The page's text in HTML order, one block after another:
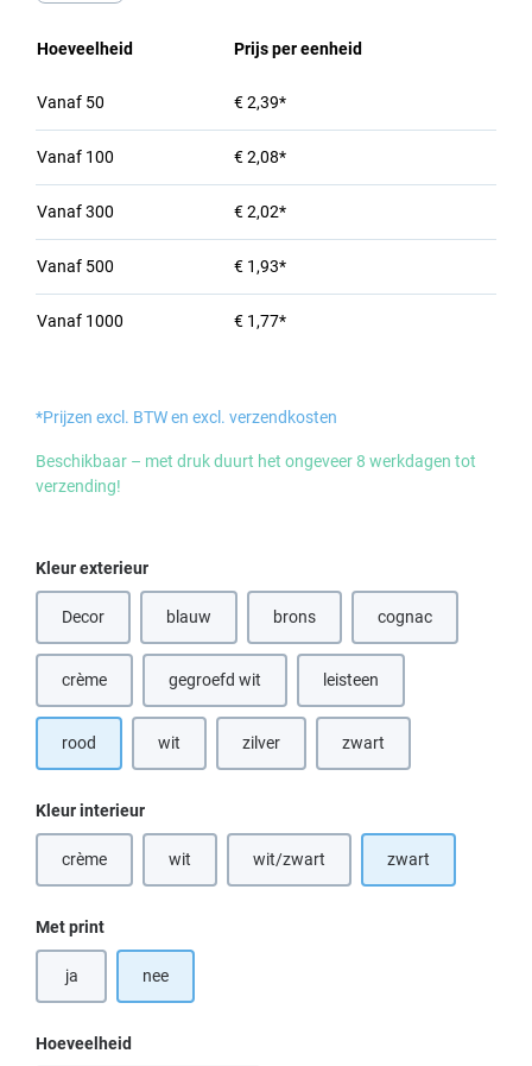
Hoeveelheid Prijs per eenheid
Vanaf 50 € 2,39*
Vanaf 100 € 2,08*
Vanaf300 € 2,02*
Vanaf 500 € 1,93*
Vanaf 1000 € 1,77*
*Prijzen excl. BTW en excl. verzendkosten
Beschikbaar – met druk duurt het ongeveer 8 werkdagen tot
verzending!
Selecteer
Kleur exterieur
Decor blauw brons
(Deze optie is momenteel niet
cognac(Deze optie is
crème(Deze optie is momenteel niet beschikbaar.)
gegroefd wit leisteen
rood wit(Deze optie is momenteel niet beschikbaar.)
zilver zwart
Selecteer
Kleur interieur
crème(Deze optie is momenteel niet beschikbaar.)
wit(Deze optie is momenteel niet beschikbaar.)
wit/zwart(Deze optie is momenteel niet
zwart
Selecteer
Met print
ja nee
Hoeveelheid